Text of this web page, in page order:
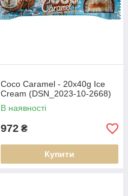
Coco Caramel - 20x40g Ice
Cream (DSN_2023-10-2668)
В наявності
972 ₴
Купити